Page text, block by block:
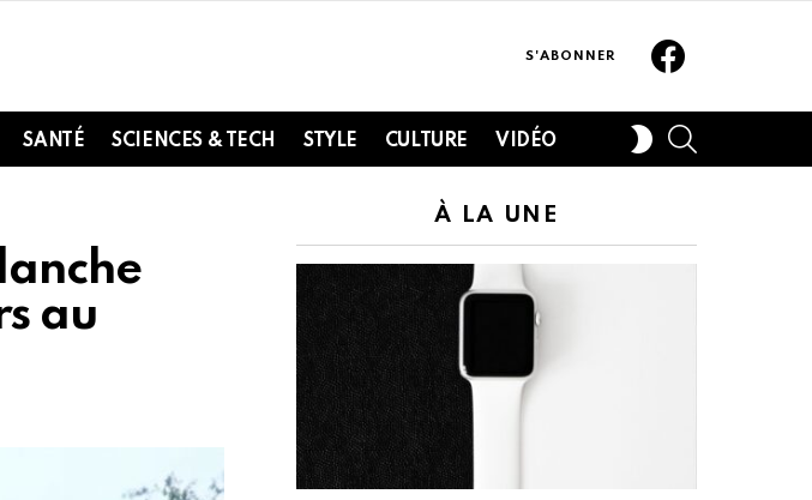
S'ABONNER
SANTÉ SCIENCES & TECH STYLE CULTURE VIDÉO
SWITCH
SKIN
au
À LA UNE